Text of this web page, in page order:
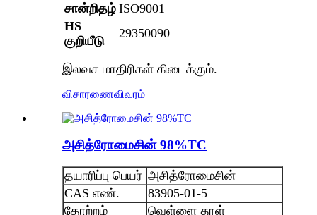
சான்றிதழ் ISO9001
HS
குறியீடு
29350090
இலவச மாதிரிகள் கிடைக்கும்.
விசாரணைவிவரம்
அசித்ரோமைசின் 98%TC
தயாரிப்பு பெயர் அசித்ரோமைசின்
CAS எண்.
83905-01-5
தோற்றம்
வெள்ளை தூள்